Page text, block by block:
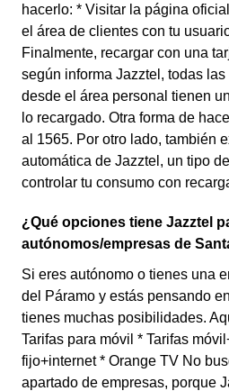
hacerlo: * Visitar la página
el área de clientes con tu
Finalmente, recargar con una
según informa Jazztel, todas
desde el área personal tienen
lo recargado. Otra forma de
al 1565. Por otro lado, también
automática de Jazztel, un tipo
controlar tu consumo con
¿Qué opciones tiene Jazztel
autónomos/empresas de
Si eres autónomo o tienes una
del Páramo y estás pensando
tienes muchas posibilidades.
Tarifas para móvil * Tarifas
fijo+internet * Orange TV No
apartado de empresas, porque